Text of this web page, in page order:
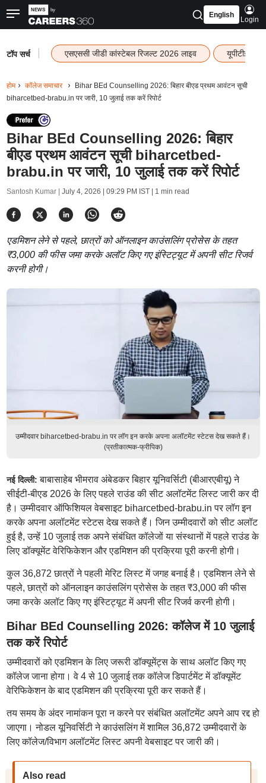
English
Login
टॉप सर्च एसएससी जीडी कांस्टेबल रिजल्ट 2026 लाइव यूपीटीईटी
होम कॉलेज समाचार
Bihar BEd Counselling 2026: बिहार बीएड प्रथम आवंटन सूची
biharcetbed-brabu.in पर जारी, 10 जुलाई तक करें रिपोर्ट
Bihar BEd Counselling 2026: बिहार
बीएड प्रथम आवंटन सूची biharcetbed-
brabu.in पर जारी, 10 जुलाई तक करें रिपोर्ट
Santosh Kumar | July 4, 2026 | 09:29 PM IST| 1 min read
एडमिशन लेने से पहले, छात्रों को ऑनलाइन काउंसलिंग प्रोसेस के तहत
₹3,000 की फीस जमा करके अलॉट किए गए इंस्टिट्यूट में अपनी सीट रिजर्व
करनी होगी।
उम्मीदवार biharcetbed-brabu.in पर लॉग इन करके अपना अलॉटमेंट स्टेटस देख सकते हैं।
(प्रतीकात्मक-फ्रीपिक)
नई दिल्ली:बाबासाहेब भीमराव अंबेडकर बिहार यूनिवर्सिटी (बीआरएबीयू) ने
सीईटी-बीएड 2026 के लिए पहले राउंड की सीट अलॉटमेंट लिस्ट जारी कर दी
है। उम्मीदवार ऑफिशियल वेबसाइट biharcetbed-brabu.in पर लॉग इन
करके अपना अलॉटमेंट स्टेटस देख सकते हैं। जिन उम्मीदवारों को सीट अलॉट
हुई है, उन्हें 10 जुलाई तक अपने संबंधित कॉलेजों या संस्थानों में पहले राउंड के
लिए डॉक्यूमेंट वेरिफिकेशन और एडमिशन की प्रक्रिया पूरी करनी होगी।
कुल 36,872 छात्रों ने पहली मेरिट लिस्ट में जगह बनाई है। एडमिशन लेने से
पहले, छात्रों को ऑनलाइन काउंसलिंग प्रोसेस के तहत ₹3,000 की फीस
जमा करके अलॉट किए गए इंस्टिट्यूट में अपनी सीट रिजर्व करनी होगी।
Bihar BEd Counselling 2026: कॉलेज में 10 जुलाई
तक करें रिपोर्ट
उम्मीदवारों को एडमिशन के लिए जरूरी डॉक्यूमेंट्स के साथ अलॉट किए गए
कॉलेज जाना होगा। वे 4 से 10 जुलाई तक कॉलेज डिपार्टमेंट में डॉक्यूमेंट
वेरिफिकेशन के बाद एडमिशन की प्रक्रिया पूरी कर सकते हैं।
तय समय के अंदर नामांकन पूरा न करने पर संबंधित अलॉटमेंट अपने आप रद्द हो
जाएगा। नोडल यूनिवर्सिटी ने काउंसलिंग में शामिल 36,872 उम्मीदवारों के
लिए कॉलेज/विभाग अलॉटमेंट लिस्ट अपनी वेबसाइट पर जारी की।
Also read